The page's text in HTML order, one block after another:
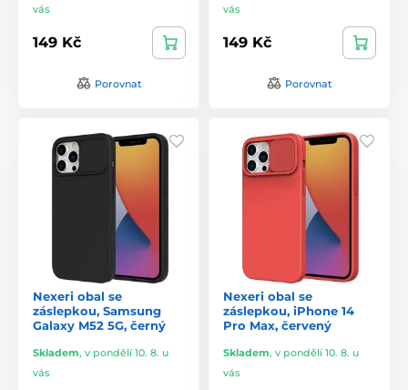
vás
149 Kč
Porovnat
vás
149 Kč
Porovnat
Nexeri obal se
záslepkou, Samsung
Galaxy M52 5G, černý
Skladem, v pondělí 10. 8. u
vás
Nexeri obal se
záslepkou, iPhone 14
Pro Max, červený
Skladem, v pondělí 10. 8. u
vás